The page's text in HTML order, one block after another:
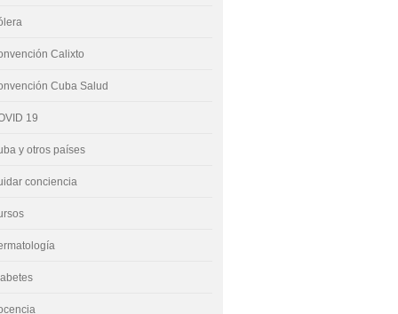
Calixto
Cuba Salud
19
y otros países
conciencia